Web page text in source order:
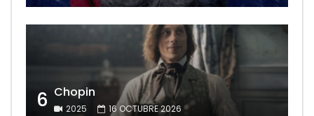
6 Chopin
2025 16 OCTUBRE 2026